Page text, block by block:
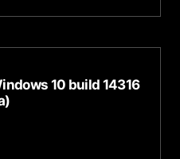
10 build 14316